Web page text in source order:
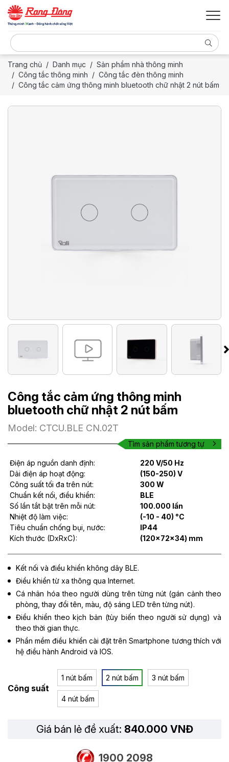
Trang chủ Danh mục
Sản phẩm nhà thông minh
Công tắc thông minh
Công tắc đèn thông minh
Công tắc cảm ứng thông minh bluetooth chữ nhật 2 nút bấm
Công tắc cảm ứng thông minh
bluetooth chữ nhật 2 nút bấm
Model: CTCU.BLE CN.02T
Tìm sản phẩm tương tự
Điện áp nguồn danh định:
220 V/50 Hz
Dải điện áp hoạt động:
(150-250) V
Công suất tối đa trên nút:
300 W
Chuẩn kết nối, điều khiển:
BLE
Số lần tắt bật trên mỗi nút:
100.000 lần
Nhiệt độ làm việc:
(-10 - 40) °C
Tiêu chuẩn chống bụi, nước:
IP44
Kích thước (DxRxC):
(120x72x34) mm
Kết nối và điều khiển không dây BLE.
Điều khiển từ xa thông qua Internet.
Cá nhân hóa theo người dùng trên từng nút (gán cảnh theo
phòng, thay đổi tên, màu, độ sáng LED trên từng nút).
Điều khiển theo kịch bản (tùy biến theo người sử dụng) và
theo thời gian thực.
Phần mềm điều khiển cài đặt trên Smartphone tương thích với
hệ điều hành Android và IOS.
Công suất
1 nút bấm 2 nút bấm 3 nút bấm
4 nút bấm
Giá bán lẻ đề xuất: 840.000 VNĐ
1900 2098